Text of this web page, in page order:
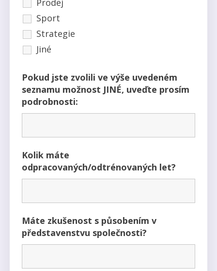
Prodej
Sport
Strategie
Jiné
Pokud jste zvolili ve výše uvedeném
seznamu možnost JINÉ, uveďte prosím
podrobnosti:
Kolik máte
odpracovaných/odtrénovaných let?
Máte zkušenost s působením v
představenstvu společnosti?